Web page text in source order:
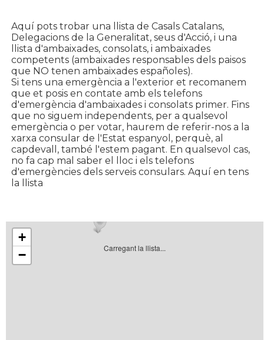
Aquí pots trobar una llista de Casals Catalans,
Delegacions de la Generalitat, seus d'Acció, i una
llista d'ambaixades, consolats, i ambaixades
competents (ambaixades responsables dels paisos
que NO tenen ambaixades españoles).
Si tens una emergència a l'exterior et recomanem
que et posis en contate amb els telefons
d'emergència d'ambaixades i consolats primer. Fins
que no siguem independents, per a qualsevol
emergència o per votar, haurem de referir-nos a la
xarxa consular de l'Estat espanyol, perquè, al
capdevall, també l'estem pagant. En qualsevol cas,
no fa cap mal saber el lloc i els telefons
d'emergències dels serveis consulars. Aquí en tens
la llista
Carregant la llista...
+
−